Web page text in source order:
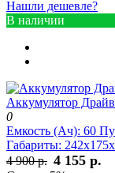
Нашли дешевле?
В наличии
Аккумулятор
0
Емкость (Ач): 60
Габариты:
4 900 р. 4 155 р.